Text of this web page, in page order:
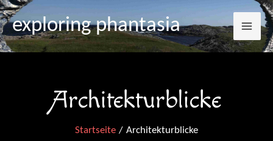
Zum
Inhalt
springen
exploring phantasia
Architekturblicke
Startseite Architekturblicke